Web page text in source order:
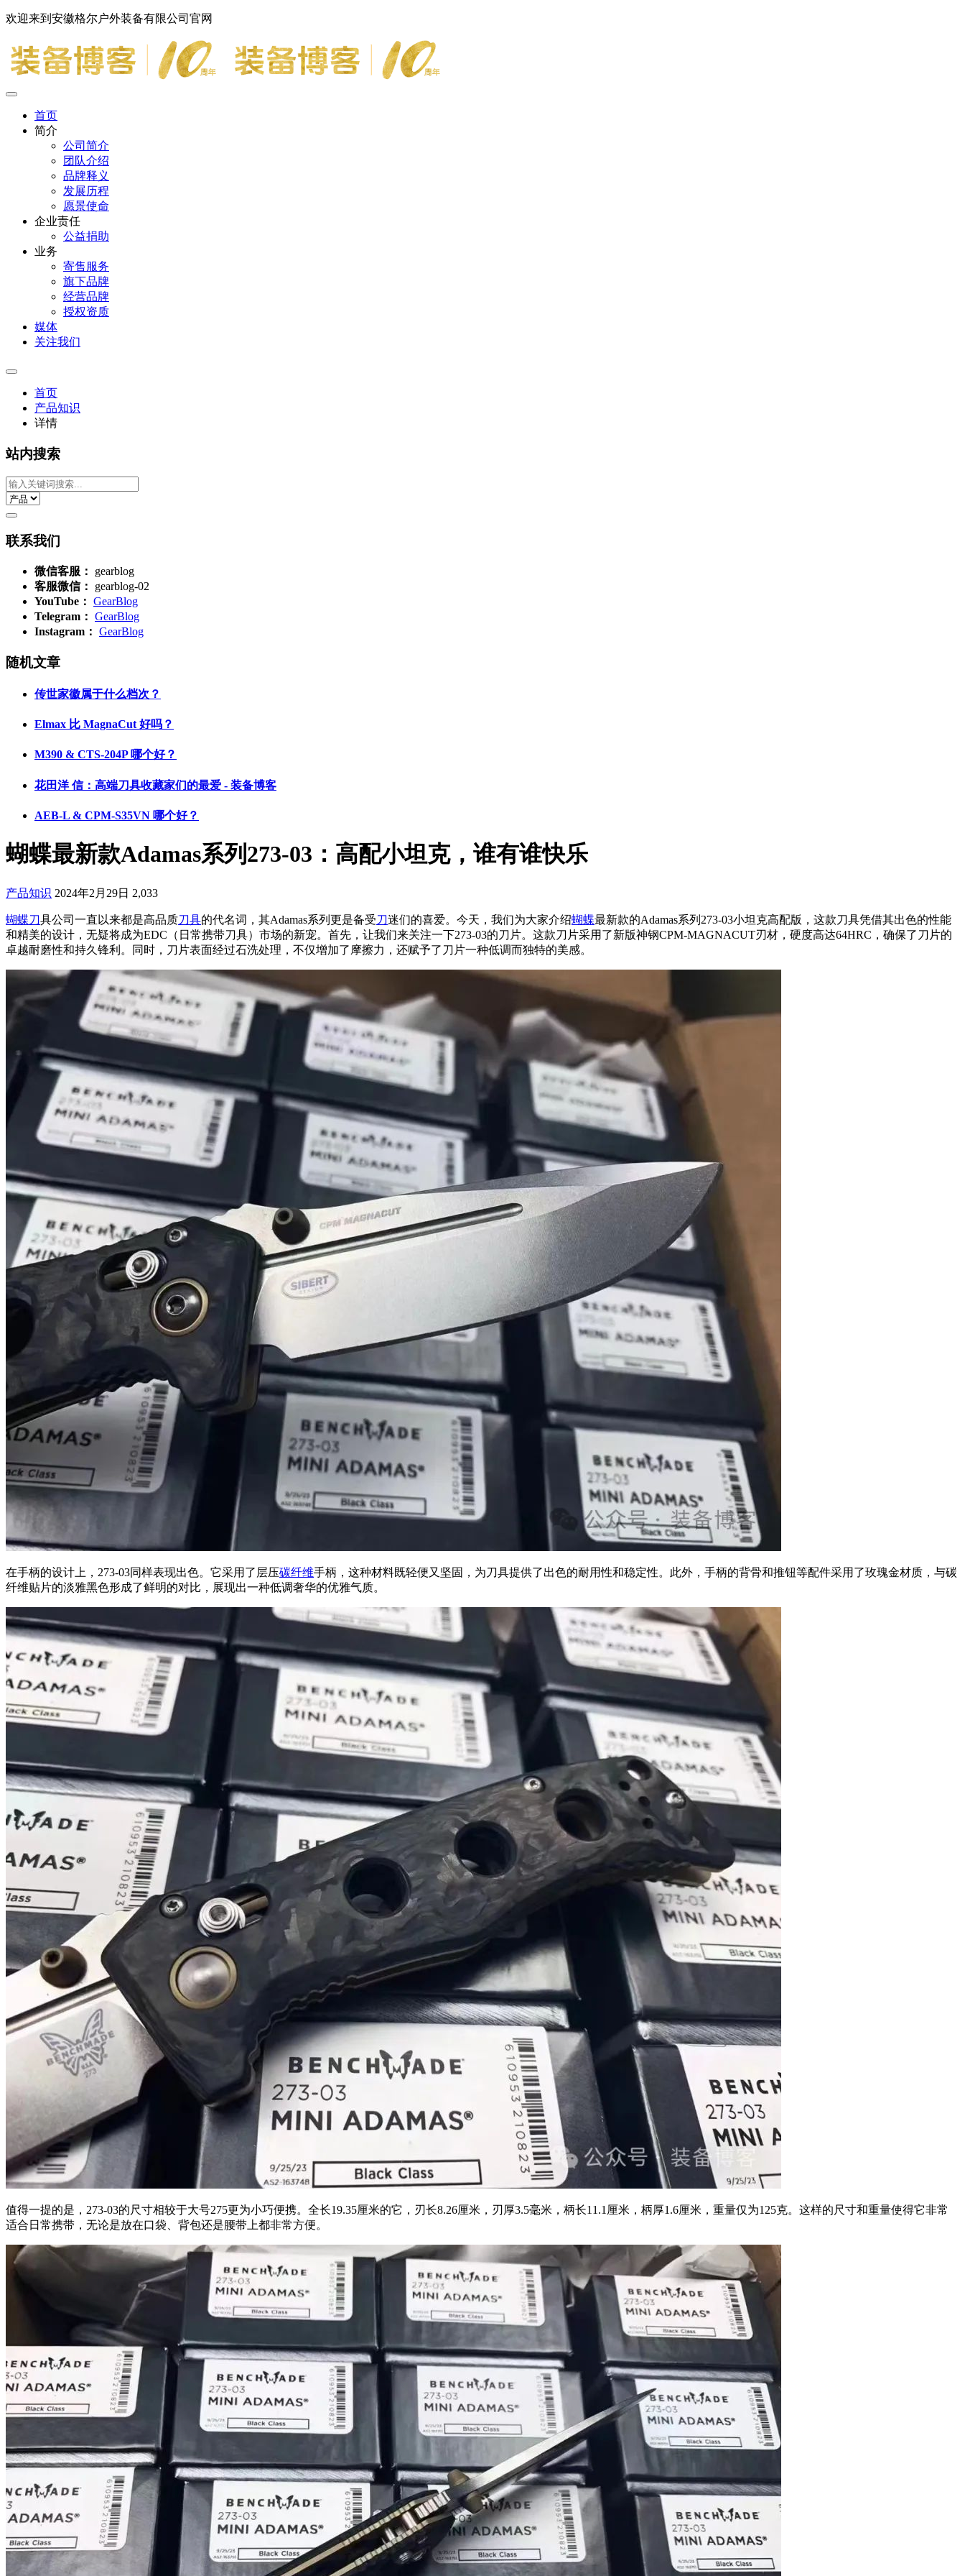
欢迎来到安徽格尔户外装备有限公司官网
首页
简介
公司简介
团队介绍
品牌释义
发展历程
愿景使命
企业责任
公益捐助
业务
寄售服务
旗下品牌
经营品牌
授权资质
媒体
关注我们
首页
产品知识
详情
站内搜索
联系我们
微信客服：
gearblog
客服微信：
gearblog-02
YouTube： GearBlog
Telegram： GearBlog
Instagram： GearBlog
随机文章
传世家徽属于什么档次？
Elmax 比 MagnaCut 好吗？
M390 & CTS-204P 哪个好？
花田洋 信：高端刀具收藏家们的最爱 - 装备博客
AEB-L & CPM-S35VN 哪个好？
蝴蝶最新款Adamas系列273-03：高配小坦克，谁有谁快乐
产品知识 2024年2月29日 2,033
蝴蝶刀具公司一直以来都是高品质刀具的代名词，其Adamas系列更是备受刀迷们的喜爱。今天，我们为大家介绍蝴蝶最新款的Adamas系列273-03小坦克高配版，这款刀具凭借其出色的性能
和精美的设计，无疑将成为EDC（日常携带刀具）市场的新宠。首先，让我们来关注一下273-03的刀片。这款刀片采用了新版神钢CPM-MAGNACUT刃材，硬度高达64HRC，确保了刀片的
卓越耐磨性和持久锋利。同时，刀片表面经过石洗处理，不仅增加了摩擦力，还赋予了刀片一种低调而独特的美感。
在手柄的设计上，273-03同样表现出色。它采用了层压碳纤维手柄，这种材料既轻便又坚固，为刀具提供了出色的耐用性和稳定性。此外，手柄的背骨和推钮等配件采用了玫瑰金材质，与碳
纤维贴片的淡雅黑色形成了鲜明的对比，展现出一种低调奢华的优雅气质。
值得一提的是，273-03的尺寸相较于大号275更为小巧便携。全长19.35厘米的它，刃长8.26厘米，刃厚3.5毫米，柄长11.1厘米，柄厚1.6厘米，重量仅为125克。这样的尺寸和重量使得它非常
适合日常携带，无论是放在口袋、背包还是腰带上都非常方便。